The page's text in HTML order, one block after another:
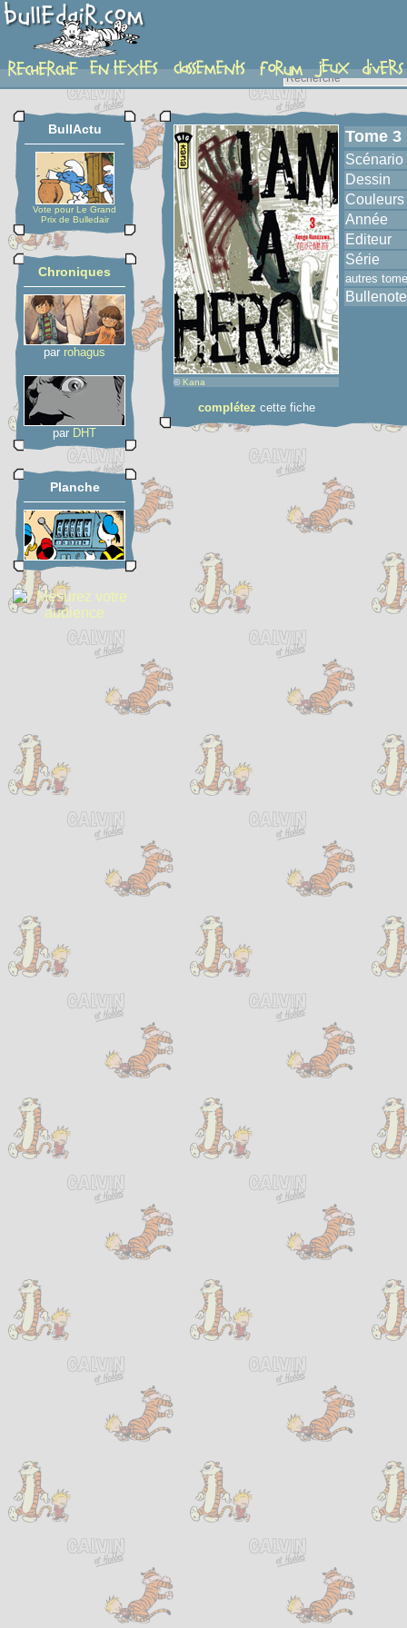
album
BullActu
Vote pour Le Grand
Prix de Bulledair
Chroniques
par rohagus
par DHT
Planche
© Kana
complétez cette fiche
Tome 3
Scénario
Dessin
Couleurs
Année
Editeur
Série
autres
Bullenote